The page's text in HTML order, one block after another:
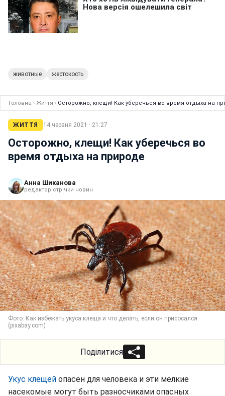
животные жестокость
Головна › Життя › Осторожно, клещи! Как уберечься во время отдыха на
ЖИТТЯ 14 червня 2021 · 21:27
Осторожно, клещи! Как уберечься во
время отдыха на природе
Анна Шиканова
редактор стрічки новин
Фото: Как избежать укуса клеща и что делать, если он присосался
(pixabay.com)
Поділитися
Укус клещей опасен для человека и эти мелкие
насекомые могут быть разносчиками опасных